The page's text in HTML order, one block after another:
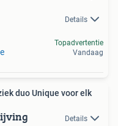
Details
Topadvertentie
Vandaag
duo Unique voor elk
Details